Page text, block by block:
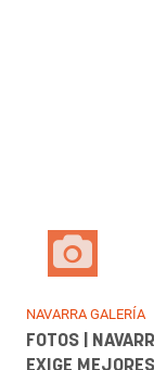
DEPORTES GALERÍA
FOTOS | TOQUE
FALTA DE GOL
CIERRE DEL